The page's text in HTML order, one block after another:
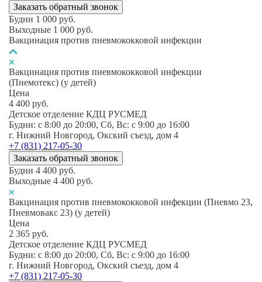
Заказать обратный звонок
Будни 1 000 руб.
Выходные 1 000 руб.
Вакцинация против пневмококковой инфекции
Вакцинация против пневмококковой инфекции
(Пнемотекс) (у детей)
Цена
4 400 руб.
Детское отделение КДЦ РУСМЕД
Будни: c 8:00 до 20:00, Сб, Вс: c 9:00 до 16:00
г. Нижний Новгород, Окский съезд, дом 4
+7 (831) 217-05-30
Заказать обратный звонок
Будни 4 400 руб.
Выходные 4 400 руб.
Вакцинация против пневмококковой инфекции (Пневмо 23,
Пневмовакс 23) (у детей)
Цена
2 365 руб.
Детское отделение КДЦ РУСМЕД
Будни: c 8:00 до 20:00, Сб, Вс: c 9:00 до 16:00
г. Нижний Новгород, Окский съезд, дом 4
+7 (831) 217-05-30